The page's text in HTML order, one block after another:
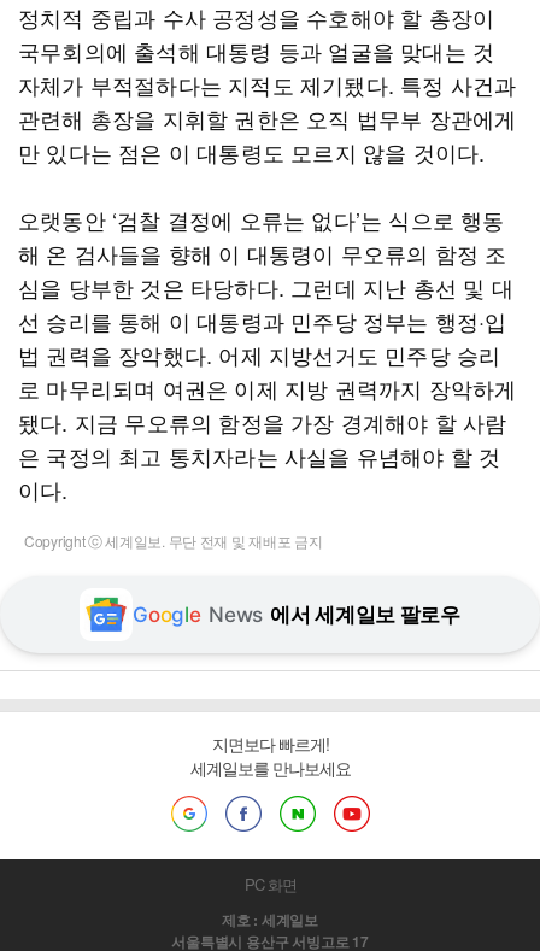
정치적 중립과 수사 공정성을 수호해야 할 총장이
국무회의에 출석해 대통령 등과 얼굴을 맞대는 것
자체가 부적절하다는 지적도 제기됐다. 특정 사건과
관련해 총장을 지휘할 권한은 오직 법무부 장관에게
만 있다는 점은 이 대통령도 모르지 않을 것이다.
오랫동안 ‘검찰 결정에 오류는 없다’는 식으로 행동
해 온 검사들을 향해 이 대통령이 무오류의 함정 조
심을 당부한 것은 타당하다. 그런데 지난 총선 및 대
선 승리를 통해 이 대통령과 민주당 정부는 행정·입
법 권력을 장악했다. 어제 지방선거도 민주당 승리
로 마무리되며 여권은 이제 지방 권력까지 장악하게
됐다. 지금 무오류의 함정을 가장 경계해야 할 사람
은 국정의 최고 통치자라는 사실을 유념해야 할 것
이다.
Copyright ⓒ 세계일보. 무단 전재 및 재배포 금지
Google News 에서 세계일보 팔로우
지면보다 빠르게!
세계일보를 만나보세요
PC 화면
제호 : 세계일보
서울특별시 용산구 서빙고로 17